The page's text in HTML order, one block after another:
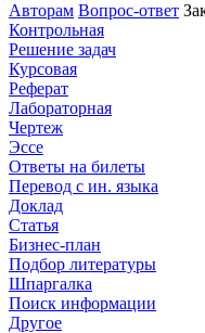
Авторам Вопрос-ответ
Контрольная
Решение задач
Курсовая
Реферат
Лабораторная
Чертеж
Эссе
Ответы на билеты
Перевод с ин. языка
Доклад
Статья
Бизнес-план
Подбор литературы
Шпаргалка
Поиск информации
Другое